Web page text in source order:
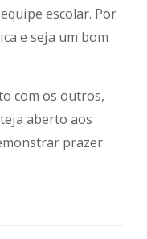
escolar. Por
e seja um bom
com os outros,
aberto aos
prazer